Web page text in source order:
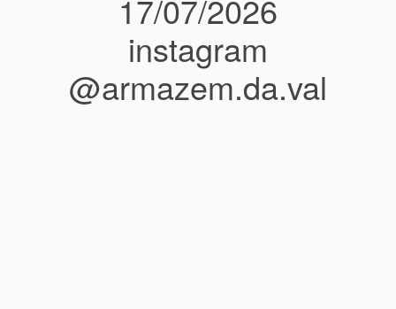
17/07/2026
instagram
@armazem.da.val